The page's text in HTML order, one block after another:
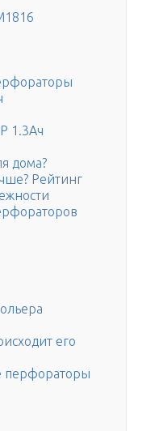
1.3Ач
дома?
Рейтинг
его
перфораторы